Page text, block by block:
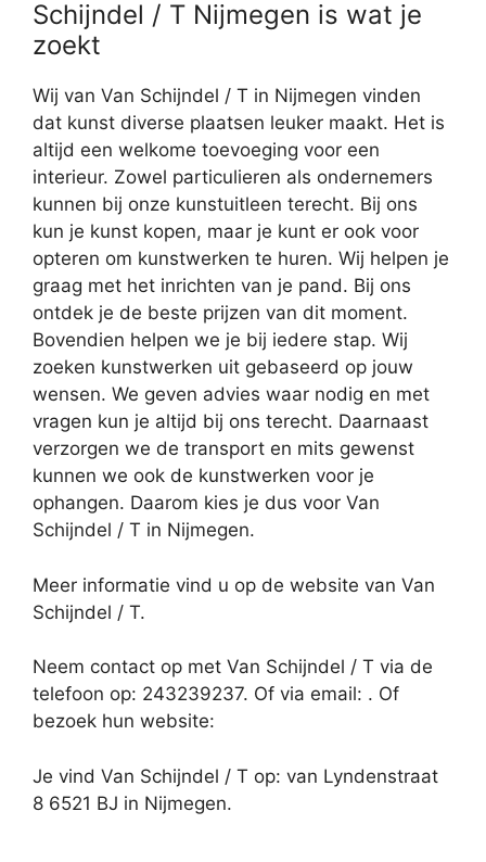
Schijndel / T Nijmegen is wat je
zoekt
Wij van Van Schijndel / T in Nijmegen vinden
dat kunst diverse plaatsen leuker maakt. Het is
altijd een welkome toevoeging voor een
interieur. Zowel particulieren als ondernemers
kunnen bij onze kunstuitleen terecht. Bij ons
kun je kunst kopen, maar je kunt er ook voor
opteren om kunstwerken te huren. Wij helpen je
graag met het inrichten van je pand. Bij ons
ontdek je de beste prijzen van dit moment.
Bovendien helpen we je bij iedere stap. Wij
zoeken kunstwerken uit gebaseerd op jouw
wensen. We geven advies waar nodig en met
vragen kun je altijd bij ons terecht. Daarnaast
verzorgen we de transport en mits gewenst
kunnen we ook de kunstwerken voor je
ophangen. Daarom kies je dus voor Van
Schijndel / T in Nijmegen.
Meer informatie vind u op de website van Van
Schijndel / T.
Neem contact op met Van Schijndel / T via de
telefoon op: 243239237. Of via email: . Of
bezoek hun website:
Je vind Van Schijndel / T op: van Lyndenstraat
8 6521 BJ in Nijmegen.